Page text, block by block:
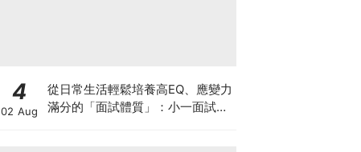
4
02 Aug
從日常生活輕鬆培養高EQ、應變力
滿分的「面試體質」：小一面試最